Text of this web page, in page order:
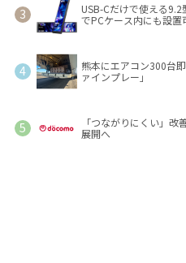
USB-Cだけで使える
でPCケース内にも設置
熊本にエアコン300台
ァインプレー」
「つながりにくい」
展開へ